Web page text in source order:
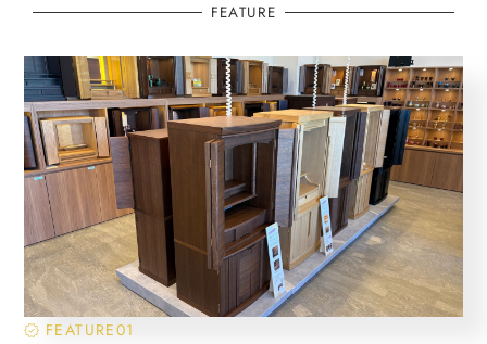
FEATURE
FEATURE01